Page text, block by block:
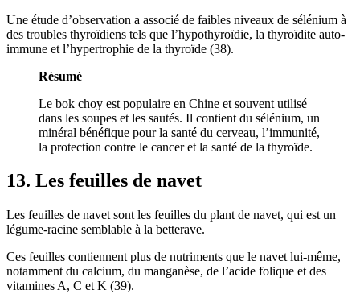
Une étude d’observation a associé de faibles niveaux de sélénium à
des troubles thyroïdiens tels que l’hypothyroïdie, la thyroïdite auto-
immune et l’hypertrophie de la thyroïde (38).
Résumé
Le bok choy est populaire en Chine et souvent utilisé
dans les soupes et les sautés. Il contient du sélénium, un
minéral bénéfique pour la santé du cerveau, l’immunité,
la protection contre le cancer et la santé de la thyroïde.
13. Les feuilles de navet
Les feuilles de navet sont les feuilles du plant de navet, qui est un
légume-racine semblable à la betterave.
Ces feuilles contiennent plus de nutriments que le navet lui-même,
notamment du calcium, du manganèse, de l’acide folique et des
vitamines A, C et K (39).